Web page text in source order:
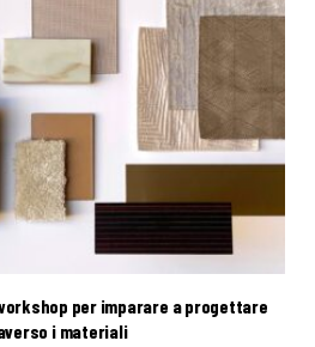
per imparare a progettare
i materiali